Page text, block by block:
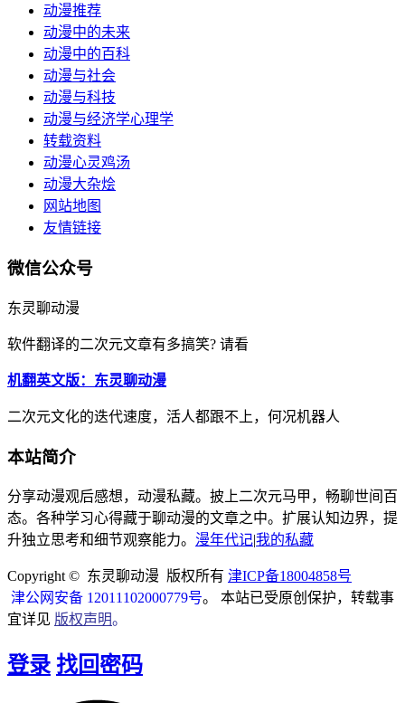
动漫推荐
动漫中的未来
动漫中的百科
动漫与社会
动漫与科技
动漫与经济学心理学
转载资料
动漫心灵鸡汤
动漫大杂烩
网站地图
友情链接
微信公众号
东灵聊动漫
软件翻译的二次元文章有多搞笑? 请看
机翻英文版：东灵聊动漫
二次元文化的迭代速度，活人都跟不上，何况机器人
本站简介
分享动漫观后感想，动漫私藏。披上二次元马甲，畅聊世间百
态。各种学习心得藏于聊动漫的文章之中。扩展认知边界，提
升独立思考和细节观察能力。 漫年代记|我的私藏
Copyright © 东灵聊动漫 版权所有 津ICP备18004858号
津公网安备 12011102000779号。 本站已受原创保护，转载事
宜详见 版权声明。
登录 找回密码